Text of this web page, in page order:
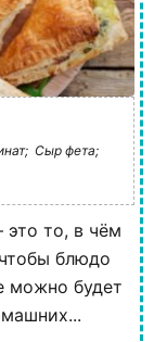
Сыр фета;
то, в чём
блюдо
можно будет